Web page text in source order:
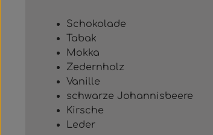
Schokolade
Tabak
Mokka
Zedernholz
Vanille
schwarze Johannisbeere
Kirsche
Leder